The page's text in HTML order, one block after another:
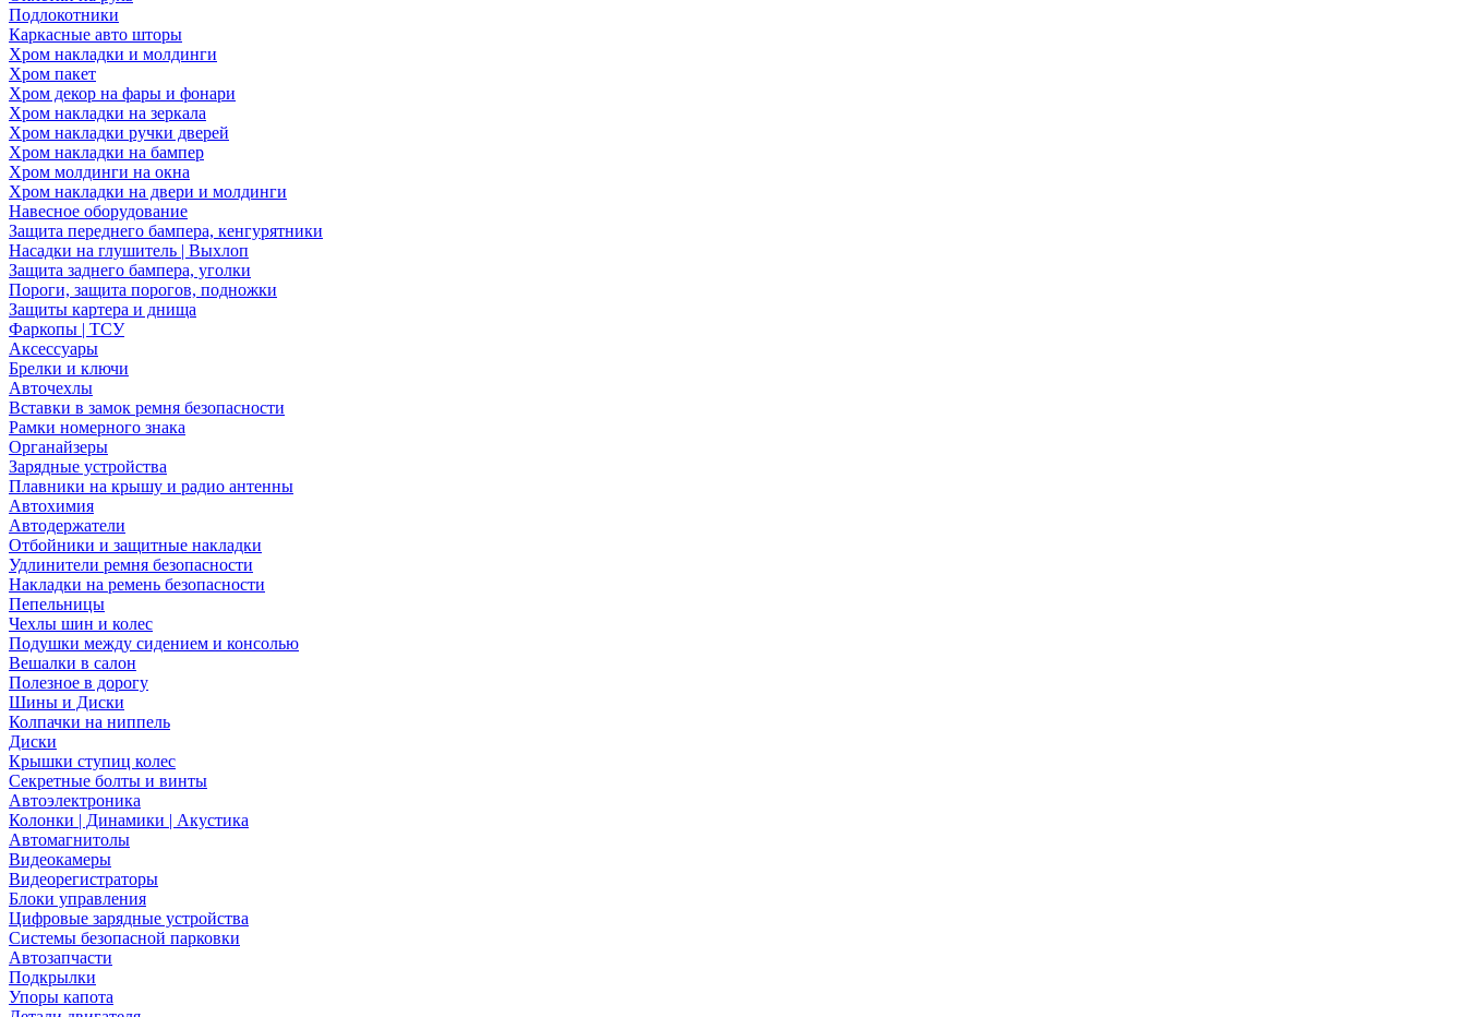
Подлокотники
Каркасные авто шторы
Хром накладки и молдинги
Хром пакет
Хром декор на фары и фонари
Хром накладки на зеркала
Хром накладки ручки дверей
Хром накладки на бампер
Хром молдинги на окна
Хром накладки на двери и молдинги
Навесное оборудование
Защита переднего бампера, кенгурятники
Насадки на глушитель | Выхлоп
Защита заднего бампера, уголки
Пороги, защита порогов, подножки
Защиты картера и днища
Фаркопы | ТСУ
Аксессуары
Брелки и ключи
Авточехлы
Вставки в замок ремня безопасности
Рамки номерного знака
Органайзеры
Зарядные устройства
Плавники на крышу и радио антенны
Автохимия
Автодержатели
Отбойники и защитные накладки
Удлинители ремня безопасности
Накладки на ремень безопасности
Пепельницы
Чехлы шин и колес
Подушки между сидением и консолью
Вешалки в салон
Полезное в дорогу
Шины и Диски
Колпачки на ниппель
Диски
Крышки ступиц колес
Секретные болты и винты
Автоэлектроника
Колонки | Динамики | Акустика
Автомагнитолы
Видеокамеры
Видеорегистраторы
Блоки управления
Цифровые зарядные устройства
Системы безопасной парковки
Автозапчасти
Подкрылки
Упоры капота